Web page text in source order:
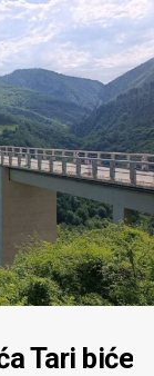
Tari biće